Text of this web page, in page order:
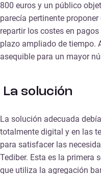
800 euros y un público
parecía pertinente
repartir los costes en
plazo ampliado de tiempo.
asequible para un mayor
La solución
La solución adecuada
totalmente digital y en las
para satisfacer las
Tediber. Esta es la primera
que utiliza la agregación